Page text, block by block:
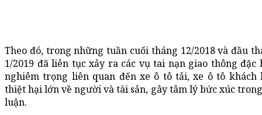
Theo đó, trong những tuần cuối tháng 12/2018 và đầu
1/2019 đã liên tục xảy ra các vụ tai nạn giao thông đặc
nghiêm trọng liên quan đến xe ô tô tải, xe ô tô khách
thiệt hại lớn về người và tài sản, gây tâm lý bức xúc
luận.